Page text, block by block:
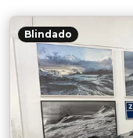
Blindado